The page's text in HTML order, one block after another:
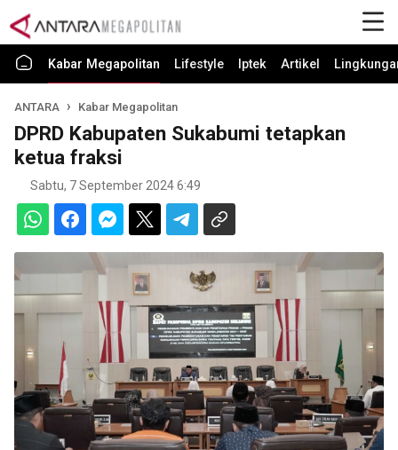
Kabar Megapolitan Lifestyle Iptek Artikel
ANTARA Kabar Megapolitan
DPRD Kabupaten Sukabumi tetapkan
ketua fraksi
Sabtu, 7 September 2024 6:49